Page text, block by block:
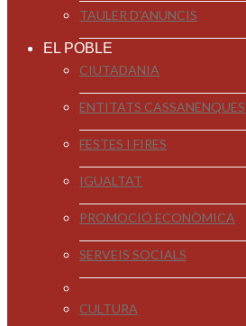
TAULER D'ANUNCIS
EL POBLE
CIUTADANIA
ENTITATS CASSANENQUES
FESTES I FIRES
IGUALTAT
PROMOCIÓ ECONÒMICA
SERVEIS SOCIALS
CULTURA